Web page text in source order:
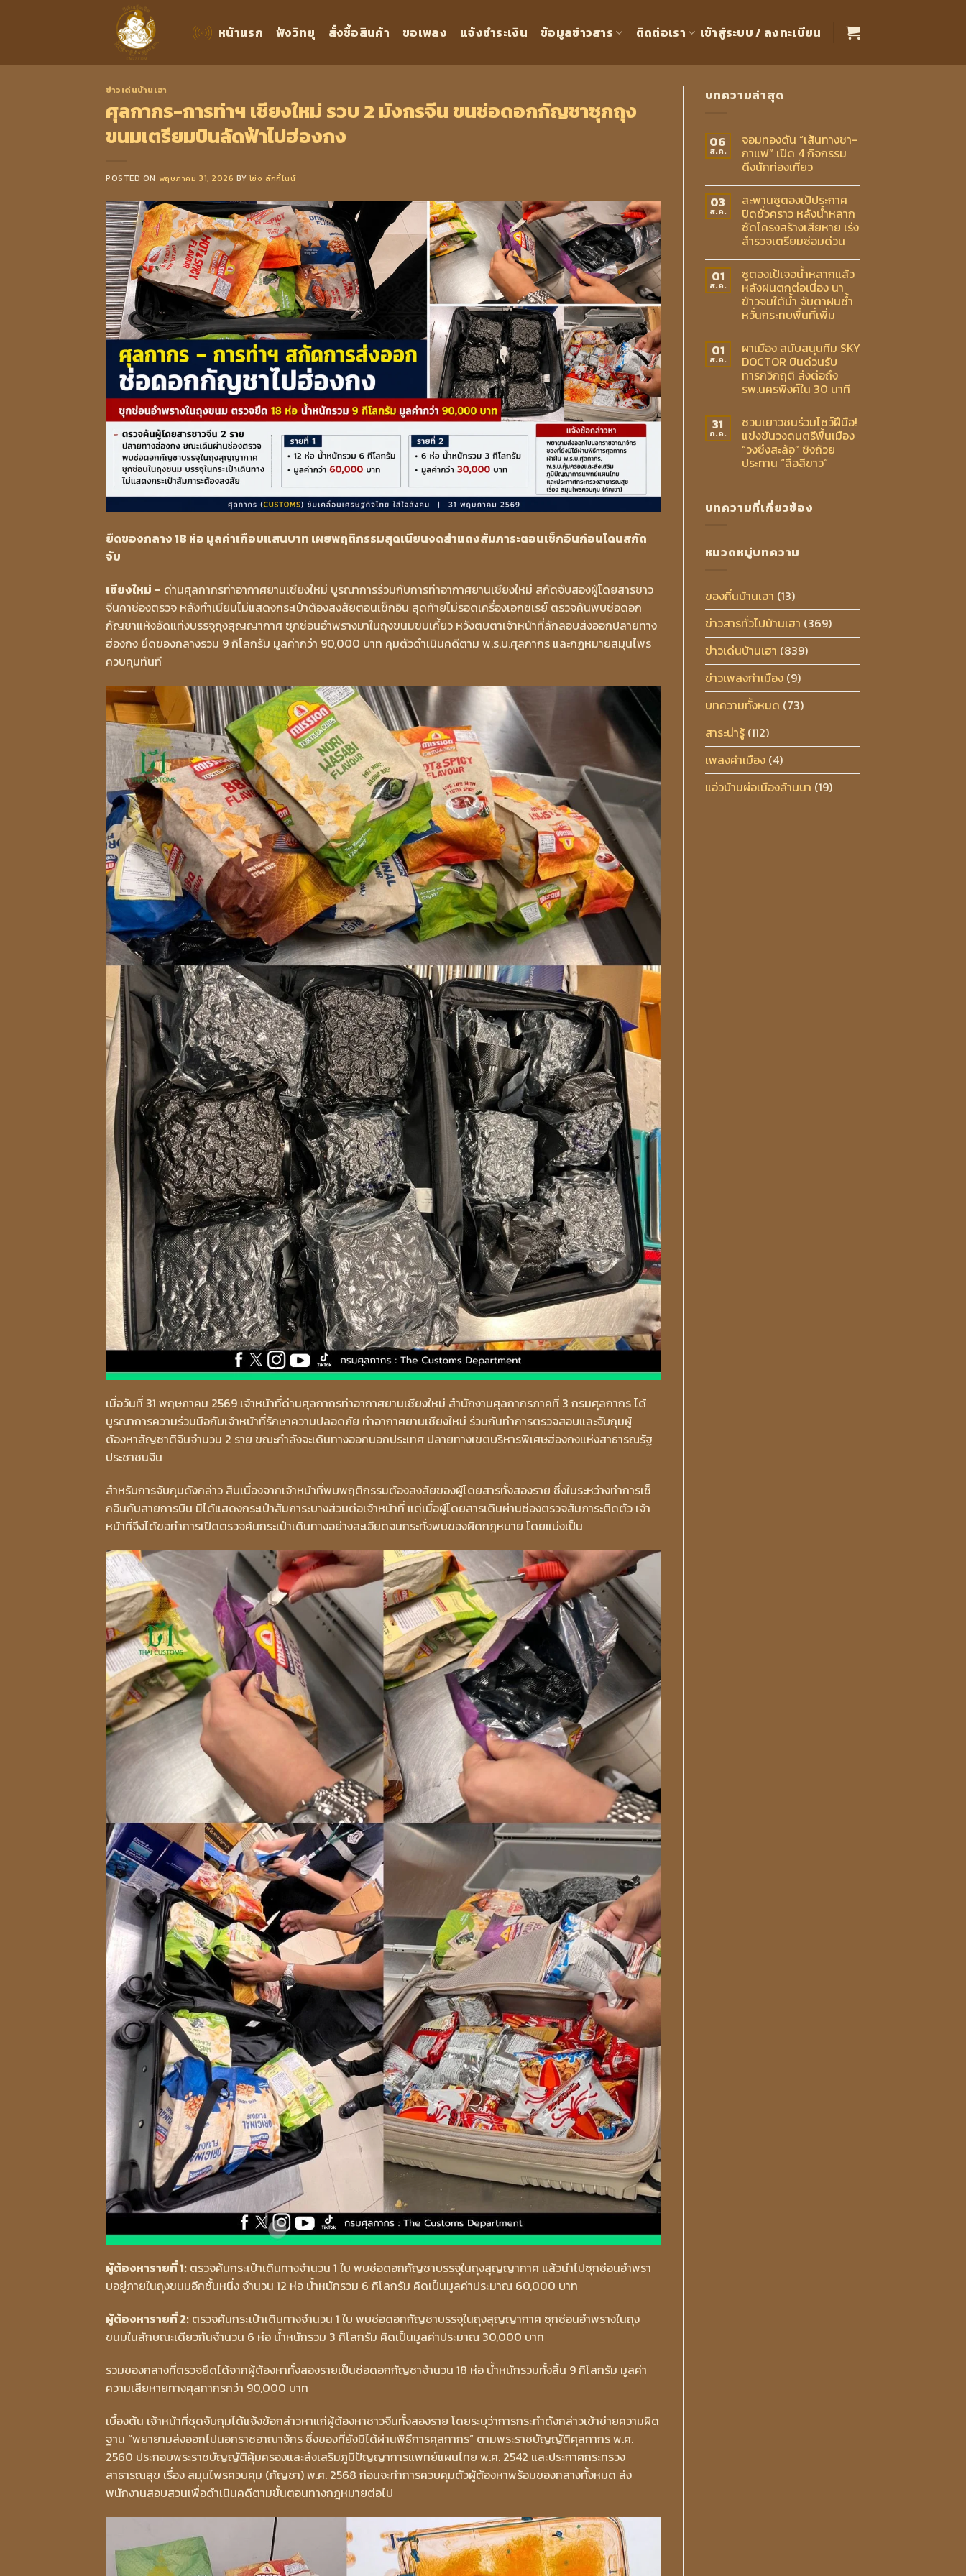
หน้าแรก ฟังวิทยุ สั่งซื้อสินค้า ขอเพลง แจ้งชำระเงิน ข้อมูลข่าวสาร ติดต่อเรา เข้าสู่ระบบ / ลงทะเบียน
ข่าวเด่นบ้านเฮา
ศุลกากร-การท่าฯ เชียงใหม่ รวบ 2 มังกรจีน ขนช่อดอกกัญชาซุกถุง
ขนมเตรียมบินลัดฟ้าไปฮ่องกง
POSTED ON พฤษภาคม 31, 2026 BY โย่ง ลักกี้ไนน์
ยึดของกลาง 18 ห่อ มูลค่าเกือบแสนบาท เผยพฤติกรรมสุดเนียนงดสำแดงสัมภาระตอนเช็กอินก่อนโดนสกัด
จับ
เชียงใหม่ – ด่านศุลกากรท่าอากาศยานเชียงใหม่ บูรณาการร่วมกับการท่าอากาศยานเชียงใหม่ สกัดจับสองผู้โดยสารชาว
จีนคาช่องตรวจ หลังทำเนียนไม่แสดงกระเป๋าต้องสงสัยตอนเช็กอิน สุดท้ายไม่รอดเครื่องเอกซเรย์ ตรวจค้นพบช่อดอก
กัญชาแห้งอัดแท่งบรรจุถุงสุญญากาศ ซุกซ่อนอำพรางมาในถุงขนมขบเคี้ยว หวังตบตาเจ้าหน้าที่ลักลอบส่งออกปลายทาง
ฮ่องกง ยึดของกลางรวม 9 กิโลกรัม มูลค่ากว่า 90,000 บาท คุมตัวดำเนินคดีตาม พ.ร.บ.ศุลกากร และกฎหมายสมุนไพร
ควบคุมทันที
เมื่อวันที่ 31 พฤษภาคม 2569 เจ้าหน้าที่ด่านศุลกากรท่าอากาศยานเชียงใหม่ สำนักงานศุลกากรภาคที่ 3 กรมศุลกากร ได้
บูรณาการความร่วมมือกับเจ้าหน้าที่รักษาความปลอดภัย ท่าอากาศยานเชียงใหม่ ร่วมกันทำการตรวจสอบและจับกุมผู้
ต้องหาสัญชาติจีนจำนวน 2 ราย ขณะกำลังจะเดินทางออกนอกประเทศ ปลายทางเขตบริหารพิเศษฮ่องกงแห่งสาธารณรัฐ
ประชาชนจีน
สำหรับการจับกุมดังกล่าว สืบเนื่องจากเจ้าหน้าที่พบพฤติกรรมต้องสงสัยของผู้โดยสารทั้งสองราย ซึ่งในระหว่างทำการเช็
กอินกับสายการบิน มิได้แสดงกระเป๋าสัมภาระบางส่วนต่อเจ้าหน้าที่ แต่เมื่อผู้โดยสารเดินผ่านช่องตรวจสัมภาระติดตัว เจ้า
หน้าที่จึงได้ขอทำการเปิดตรวจค้นกระเป๋าเดินทางอย่างละเอียดจนกระทั่งพบของผิดกฎหมาย โดยแบ่งเป็น
ผู้ต้องหารายที่ 1: ตรวจค้นกระเป๋าเดินทางจำนวน 1 ใบ พบช่อดอกกัญชาบรรจุในถุงสุญญากาศ แล้วนำไปซุกซ่อนอำพรา
บอยู่ภายในถุงขนมอีกชั้นหนึ่ง จำนวน 12 ห่อ น้ำหนักรวม 6 กิโลกรัม คิดเป็นมูลค่าประมาณ 60,000 บาท
ผู้ต้องหารายที่ 2: ตรวจค้นกระเป๋าเดินทางจำนวน 1 ใบ พบช่อดอกกัญชาบรรจุในถุงสุญญากาศ ซุกซ่อนอำพรางในถุง
ขนมในลักษณะเดียวกันจำนวน 6 ห่อ น้ำหนักรวม 3 กิโลกรัม คิดเป็นมูลค่าประมาณ 30,000 บาท
รวมของกลางที่ตรวจยึดได้จากผู้ต้องหาทั้งสองรายเป็นช่อดอกกัญชาจำนวน 18 ห่อ น้ำหนักรวมทั้งสิ้น 9 กิโลกรัม มูลค่า
ความเสียหายทางศุลกากรกว่า 90,000 บาท
เบื้องต้น เจ้าหน้าที่ชุดจับกุมได้แจ้งข้อกล่าวหาแก่ผู้ต้องหาชาวจีนทั้งสองราย โดยระบุว่าการกระทำดังกล่าวเข้าข่ายความผิด
ฐาน “พยายามส่งออกไปนอกราชอาณาจักร ซึ่งของที่ยังมิได้ผ่านพิธีการศุลกากร” ตามพระราชบัญญัติศุลกากร พ.ศ.
2560 ประกอบพระราชบัญญัติคุ้มครองและส่งเสริมภูมิปัญญาการแพทย์แผนไทย พ.ศ. 2542 และประกาศกระทรวง
สาธารณสุข เรื่อง สมุนไพรควบคุม (กัญชา) พ.ศ. 2568 ก่อนจะทำการควบคุมตัวผู้ต้องหาพร้อมของกลางทั้งหมด ส่ง
พนักงานสอบสวนเพื่อดำเนินคดีตามขั้นตอนทางกฎหมายต่อไป
บทความล่าสุด
06
ส.ค.
จอมทองดัน “เส้นทางชา-
กาแฟ” เปิด 4 กิจกรรม
ดึงนักท่องเที่ยว
03
ส.ค.
สะพานซูตองเป้ประกาศ
ปิดชั่วคราว หลังน้ำหลาก
ซัดโครงสร้างเสียหาย เร่ง
สำรวจเตรียมซ่อมด่วน
01
ส.ค.
ซูตองเป้เจอน้ำหลากแล้ว
หลังฝนตกต่อเนื่อง นา
ข้าวจมใต้น้ำ จับตาฝนซ้ำ
หวั่นกระทบพื้นที่เพิ่ม
01
ส.ค.
ผาเมือง สนับสนุนทีม SKY
DOCTOR บินด่วนรับ
ทารกวิกฤติ ส่งต่อถึง
รพ.นครพิงค์ใน 30 นาที
31
ก.ค.
ชวนเยาวชนร่วมโชว์ฝีมือ!
แข่งขันวงดนตรีพื้นเมือง
“วงซึงสะล้อ” ชิงถ้วย
ประทาน “สื่อสีขาว”
บทความที่เกี่ยวข้อง
หมวดหมู่บทความ
ของกิ๋นบ้านเฮา (13)
ข่าวสารทั่วไปบ้านเฮา (369)
ข่าวเด่นบ้านเฮา (839)
ข่าวเพลงกำเมือง(9)
บทความทั้งหมด (73)
สาระน่ารู้(112)
เพลงคำเมือง(4)
แอ่วบ้านผ่อเมืองล้านนา (19)